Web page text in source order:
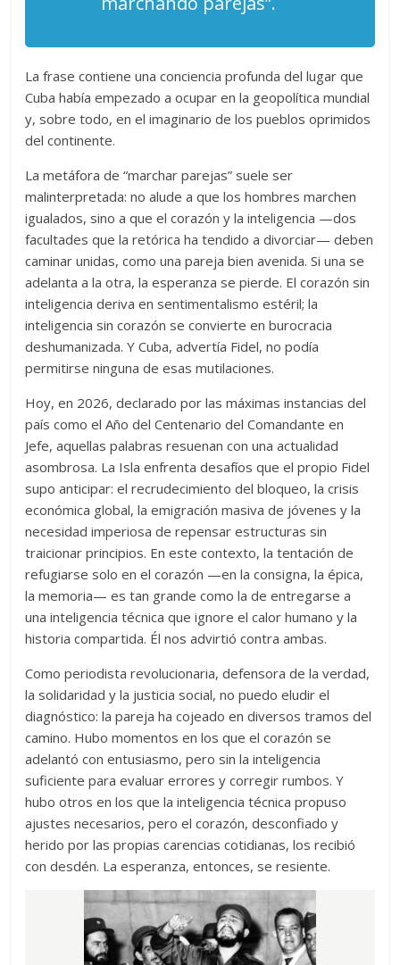
La frase contiene una conciencia profunda del lugar que
Cuba había empezado a ocupar en la geopolítica mundial
y, sobre todo, en el imaginario de los pueblos oprimidos
del continente.
La metáfora de “marchar parejas” suele ser
malinterpretada: no alude a que los hombres marchen
igualados, sino a que el corazón y la inteligencia —dos
facultades que la retórica ha tendido a divorciar— deben
caminar unidas, como una pareja bien avenida. Si una se
adelanta a la otra, la esperanza se pierde. El corazón sin
inteligencia deriva en sentimentalismo estéril; la
inteligencia sin corazón se convierte en burocracia
deshumanizada. Y Cuba, advertía Fidel, no podía
permitirse ninguna de esas mutilaciones.
Hoy, en 2026, declarado por las máximas instancias del
país como el Año del Centenario del Comandante en
Jefe, aquellas palabras resuenan con una actualidad
asombrosa. La Isla enfrenta desafíos que el propio Fidel
supo anticipar: el recrudecimiento del bloqueo, la crisis
económica global, la emigración masiva de jóvenes y la
necesidad imperiosa de repensar estructuras sin
traicionar principios. En este contexto, la tentación de
refugiarse solo en el corazón —en la consigna, la épica,
la memoria— es tan grande como la de entregarse a
una inteligencia técnica que ignore el calor humano y la
historia compartida. Él nos advirtió contra ambas.
Como periodista revolucionaria, defensora de la verdad,
la solidaridad y la justicia social, no puedo eludir el
diagnóstico: la pareja ha cojeado en diversos tramos del
camino. Hubo momentos en los que el corazón se
adelantó con entusiasmo, pero sin la inteligencia
suficiente para evaluar errores y corregir rumbos. Y
hubo otros en los que la inteligencia técnica propuso
ajustes necesarios, pero el corazón, desconfiado y
herido por las propias carencias cotidianas, los recibió
con desdén. La esperanza, entonces, se resiente.